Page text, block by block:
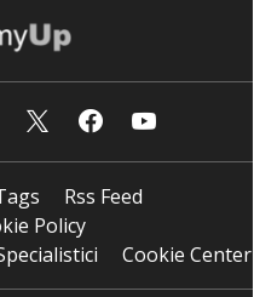
Rss Feed
Policy
Cookie Center